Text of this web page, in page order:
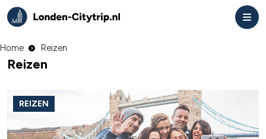
Home Reizen
Reizen
REIZEN